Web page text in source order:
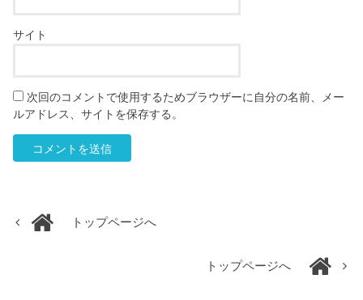
サイト
次回のコメントで使用するためブラウザーに自分の名前、メー
ルアドレス、サイトを保存する。
トップページへ
トップページへ